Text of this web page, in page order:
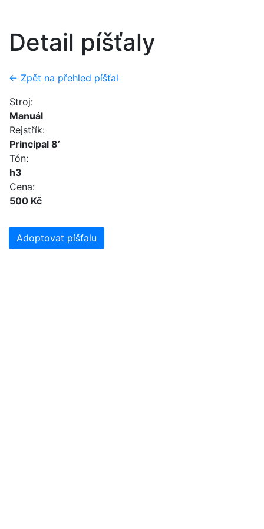
Detail píšťaly
← Zpět na přehled píšťal
Stroj:
Manuál
Rejstřík:
Principal 8’
Tón:
h3
Cena:
500 Kč
Adoptovat píšťalu